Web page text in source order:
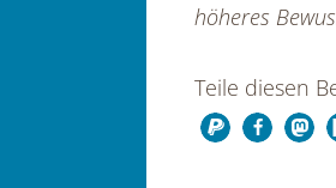
höheres
Teile diesen